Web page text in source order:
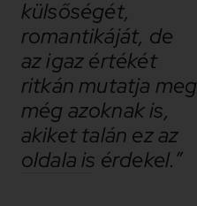
külsőségét,
romantikáját, de
az igaz értékét
ritkán mutatja meg
még azoknak is,
akiket talán ez az
oldala is érdekel.”